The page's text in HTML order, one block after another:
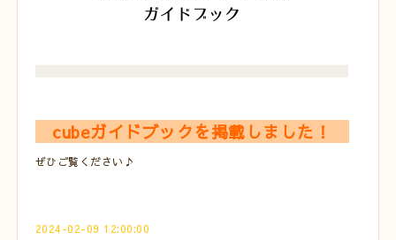
cubeガイドブックを掲載しました！
ぜひご覧ください♪
2024-02-09 12:00:00